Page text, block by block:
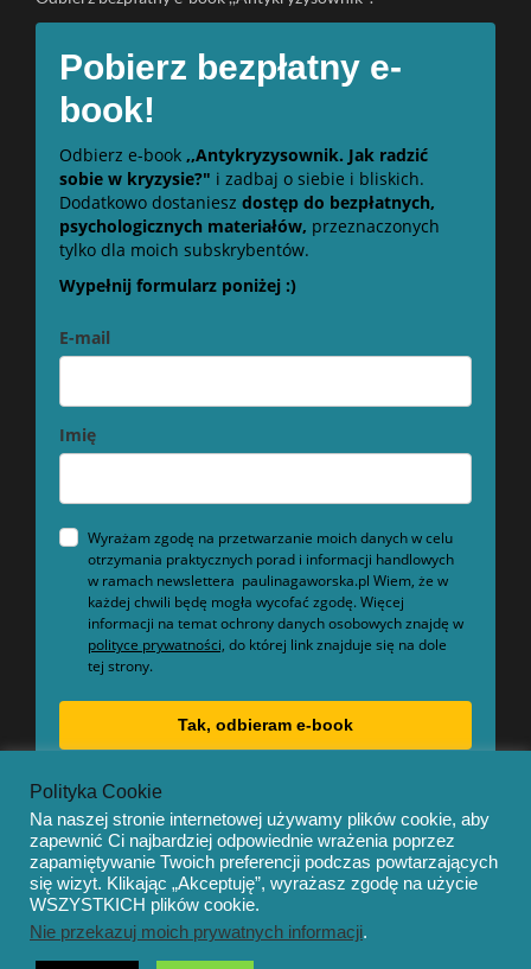
Pobierz bezpłatny e-
book!
Odbierz e-book ,,Antykryzysownik. Jak radzić
sobie w kryzysie?" i zadbaj o siebie i bliskich.
Dodatkowo dostaniesz dostęp do bezpłatnych,
psychologicznych materiałów, przeznaczonych
tylko dla moich subskrybentów.
Wypełnij formularz poniżej :)
E-mail
Imię
Wyrażam zgodę na przetwarzanie moich danych w celu
otrzymania praktycznych porad i informacji handlowych
w ramach newslettera paulinagaworska.pl Wiem, że w
każdej chwili będę mogła wycofać zgodę. Więcej
informacji na temat ochrony danych osobowych znajdę w
polityce prywatności, do której link znajduje się na dole
tej strony.
Tak, odbieram e-book
© Copyright 2020 – Mentor by OceanThemes
Polityka Cookie
Na naszej stronie internetowej używamy plików cookie, aby
zapewnić Ci najbardziej odpowiednie wrażenia poprzez
zapamiętywanie Twoich preferencji podczas powtarzających
się wizyt. Klikając „Akceptuję”, wyrażasz zgodę na użycie
WSZYSTKICH plików cookie.
Nie przekazuj moich prywatnych informacji.